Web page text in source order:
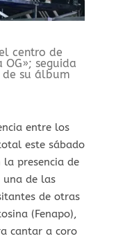
centro de
seguida
de su álbum
entre los
este sábado
la presencia de
una de las
de otras
(Fenapo),
cantar a coro